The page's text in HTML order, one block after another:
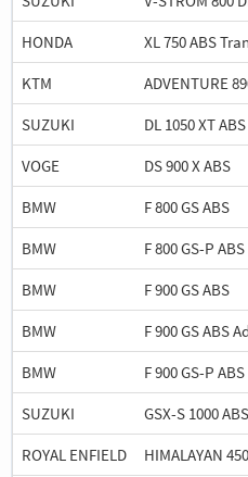
HONDA
XL 750 ABS
KTM
ADVENTURE
SUZUKI
DL 1050 XT
VOGE
DS 900 X ABS
BMW
F 800 GS ABS
BMW
F 800 GS-P
BMW
F 900 GS ABS
BMW
F 900 GS ABS
BMW
F 900 GS-P
SUZUKI
GSX-S 1000
ROYAL ENFIELD
HIMALAYAN